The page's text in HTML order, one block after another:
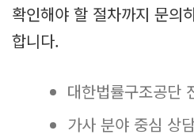
확인해야 할 절차까지 문의
합니다.
대한법률구조공단
가사 분야 중심 상